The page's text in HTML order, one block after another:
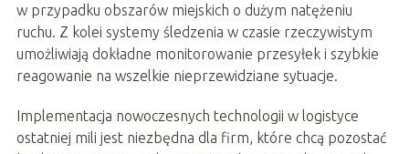
w przypadku obszarów miejskich o dużym natężeniu
ruchu. Z kolei systemy śledzenia w czasie rzeczywistym
umożliwiają dokładne monitorowanie przesyłek i szybkie
reagowanie na wszelkie nieprzewidziane sytuacje.
Implementacja nowoczesnych technologii w logistyce
ostatniej mili jest niezbędna dla firm, które chcą pozostać